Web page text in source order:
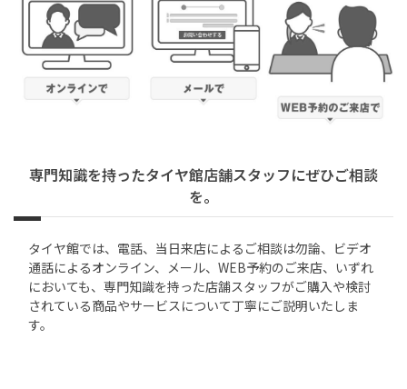
専門知識を持ったタイヤ館店舗スタッフにぜひご相談
を。
タイヤ館では、電話、当日来店によるご相談は勿論、ビデオ
通話によるオンライン、メール、WEB予約のご来店、いずれ
においても、専門知識を持った店舗スタッフがご購入や検討
されている商品やサービスについて丁寧にご説明いたしま
す。